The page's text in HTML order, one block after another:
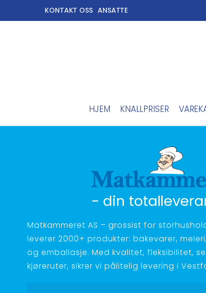
KONTAKT OSS ANSATTE
HJEM KNALLPRISER
- din
Matkammeret AS – grossist for
leverer 2000+ produkter: bakevarer,
og emballasje. Med kvalitet, fleksibilitet,
kjøreruter, sikrer vi pålitelig levering i